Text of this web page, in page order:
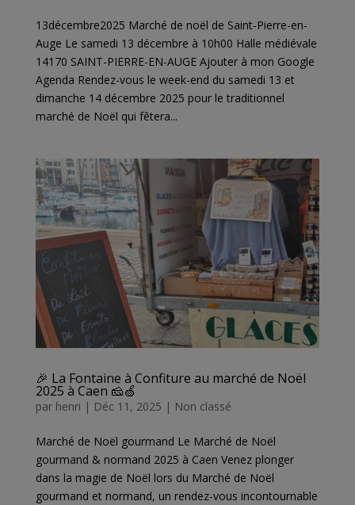
13décembre2025 Marché de noël de Saint-Pierre-en-
Auge Le samedi 13 décembre à 10h00 Halle médiévale
14170 SAINT-PIERRE-EN-AUGE Ajouter à mon Google
Agenda Rendez-vous le week-end du samedi 13 et
dimanche 14 décembre 2025 pour le traditionnel
marché de Noël qui fêtera...
🎉 La Fontaine à Confiture au marché de Noël
2025 à Caen 🧀🍏
par henri | Déc 11, 2025 | Non classé
Marché de Noël gourmand Le Marché de Noël
gourmand & normand 2025 à Caen Venez plonger
dans la magie de Noël lors du Marché de Noël
gourmand et normand, un rendez-vous incontournable